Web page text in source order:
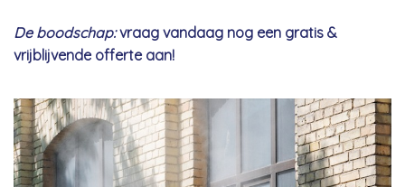
De boodschap:vraag vandaag nog een gratis &
vrijblijvende offerte aan!